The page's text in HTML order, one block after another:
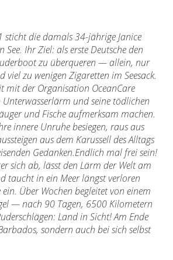
sticht die damals 34-jährige Janice
Ihr Ziel: als erste Deutsche den
zu überqueren — allein, nur
viel zu wenigen Zigaretten im Seesack.
mit der Organisation OceanCare
und seine tödlichen
und Fische aufmerksam machen.
innere Unruhe besiegen, raus aus
aus dem Karussell des Alltags
Gedanken.Endlich mal frei sein!
sich ab, lässt den Lärm der Welt am
taucht in ein Meer längst verloren
Über Wochen begleitet von einem
— nach 90 Tagen, 6500 Kilometern
Land in Sicht! Am Ende
sondern auch bei sich selbst